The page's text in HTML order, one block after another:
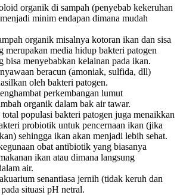
organik di sampah (penyebab kekeruhan
minim endapan dimana mudah
organik misalnya kotoran ikan dan sisa
merupakan media hidup bakteri patogen
bisa menyebabkan kelainan pada ikan.
beracun (amoniak, sulfida, dll)
oleh bakteri patogen.
perkembangan lumut
organik dalam bak air tawar.
populasi bakteri patogen juga menaikkan
probiotik untuk pencernaan ikan (jika
sehingga ikan akan menjadi lebih sehat.
obat antibiotik yang biasanya
ikan atau dimana langsung
air.
senantiasa jernih (tidak keruh dan
situasi pH netral.